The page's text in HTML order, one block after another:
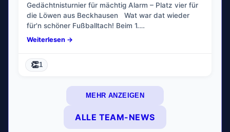
Gedächtnisturnier für mächtig Alarm – Platz vier für
die Löwen aus Beckhausen Wat war dat wieder
für'n schöner Fußballtach! Beim 1.…
Weiterlesen →
👏1
MEHR ANZEIGEN
ALLE TEAM-NEWS